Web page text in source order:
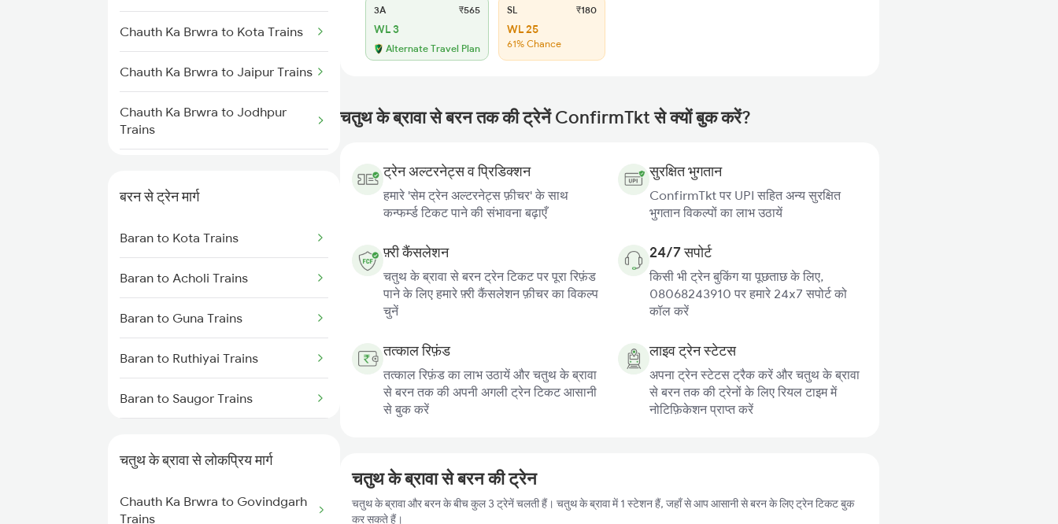
Mumbai to Goa Trains
Chennai to Coimbatore Trains
Chauth Ka Brwra to Kota Trains
Chauth Ka Brwra to Jaipur Trains
Chauth Ka Brwra to Jodhpur
Trains
Mandi Trains
Ganganagar Trains
Chauth Ka Brwra to Suratgarh
Trains
Chauth Ka Brwra to Indore
Trains
Chauth Ka Brwra to Jhalawar
Trains
Chauth Ka Brwra to Ajmer Trains
बरन से ट्रेन मार्ग
Baran to Kota Trains
Baran to Acholi Trains
Baran to Guna Trains
Baran to Ruthiyai Trains
Baran to Saugor Trains
Baran to Jaipur Trains
चतुथ के ब्रावा से लोकप्रिय मार्ग
Chauth Ka Brwra to Govindgarh
Trains
3A ₹565
WL 3
Alternate Travel Plan
SL ₹180
WL 25
61% Chance
चतुथ के ब्रावा से बरन तक की ट्रेनें ConfirmTkt से क्यों बुक करें?
ट्रेन अल्टरनेट्स व प्रिडिक्शन
हमारे 'सेम ट्रेन अल्टरनेट्स फ़ीचर' के साथ
कन्फर्म्ड टिकट पाने की संभावना बढ़ाएँ
सुरक्षित भुगतान
ConfirmTkt पर UPI सहित अन्य सुरक्षित
भुगतान विकल्पों का लाभ उठायें
फ़्री कैंसलेशन
चतुथ के ब्रावा से बरन ट्रेन टिकट पर पूरा रिफ़ंड
पाने के लिए हमारे फ़्री कैंसलेशन फ़ीचर का विकल्प
चुनें
24/7 सपोर्ट
किसी भी ट्रेन बुकिंग या पूछताछ के लिए,
08068243910 पर हमारे 24x7 सपोर्ट को
कॉल करें
तत्काल रिफ़ंड
तत्काल रिफ़ंड का लाभ उठायें और चतुथ के ब्रावा
से बरन तक की अपनी अगली ट्रेन टिकट आसानी
से बुक करें
लाइव ट्रेन स्टेटस
अपना ट्रेन स्टेटस ट्रैक करें और चतुथ के ब्रावा
से बरन तक की ट्रेनों के लिए रियल टाइम में
नोटिफ़िकेशन प्राप्त करें
चतुथ के ब्रावा से बरन की ट्रेन
चतुथ के ब्रावा और बरन के बीच कुल 3 ट्रेनें चलती हैं। चतुथ के ब्रावा में 1 स्टेशन हैं, जहाँ से आप आसानी से बरन के लिए ट्रेन टिकट बुक
कर सकते हैं।